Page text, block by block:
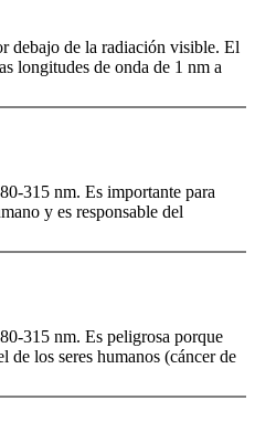
debajo de la radiación visible. El
longitudes de onda de 1 nm a
315 nm. Es importante para
y es responsable del
315 nm. Es peligrosa porque
de los seres humanos (cáncer de